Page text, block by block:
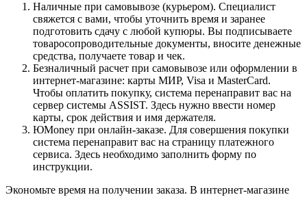
Наличные при самовывозе (курьером). Специалист
свяжется с вами, чтобы уточнить время и заранее
подготовить сдачу с любой купюры. Вы подписываете
товаросопроводительные документы, вносите денежные
средства, получаете товар и чек.
Безналичный расчет при самовывозе или оформлении в
интернет-магазине: карты МИР, Visa и MasterCard.
Чтобы оплатить покупку, система перенаправит вас на
сервер системы ASSIST. Здесь нужно ввести номер
карты, срок действия и имя держателя.
ЮMoney при онлайн-заказе. Для совершения покупки
система перенаправит вас на страницу платежного
сервиса. Здесь необходимо заполнить форму по
инструкции.
Экономьте время на получении заказа. В интернет-магазине